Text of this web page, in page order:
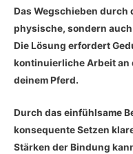
Das Wegschieben durch
physische, sondern
Die Lösung erfordert
kontinuierliche Arbeit an
deinem Pferd.
Durch das einfühlsame
konsequente Setzen
Stärken der Bindung